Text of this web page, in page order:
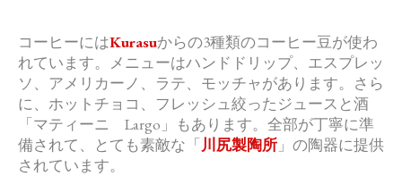
コーヒーにはKurasuからの3種類のコーヒー豆が使わ
れています。メニューはハンドドリップ、エスプレッ
ソ、アメリカーノ、 ラテ、モッチャがあります。さら
に、ホットチョコ、 フレッシュ絞ったジュースと酒
「マティーニ Largo」もあります。全部が丁寧に準
備されて、
とても素敵な「川尻製陶所 」の陶器に提供
されています。